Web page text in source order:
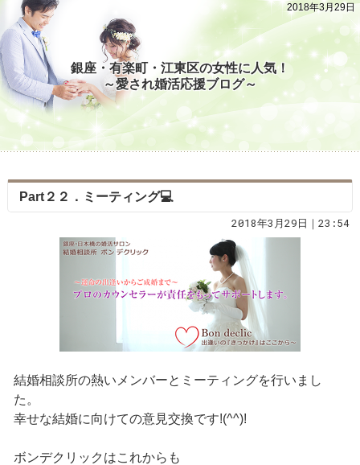
2018年3月29日
銀座・有楽町・江東区の女性に人気！
～愛され婚活応援ブログ～
Part２２．ミーティング💻
2018年3月29日｜23:54
結婚相談所の熱いメンバーとミーティングを行いまし
た。
幸せな結婚に向けての意見交換です!(^^)!
ボンデクリックはこれからも